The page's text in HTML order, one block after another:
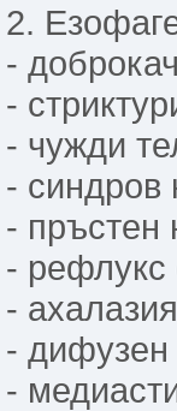
2.
-
-
- чужди
- синдров
- пръстен
- рефлукс
-
- дифузен
-